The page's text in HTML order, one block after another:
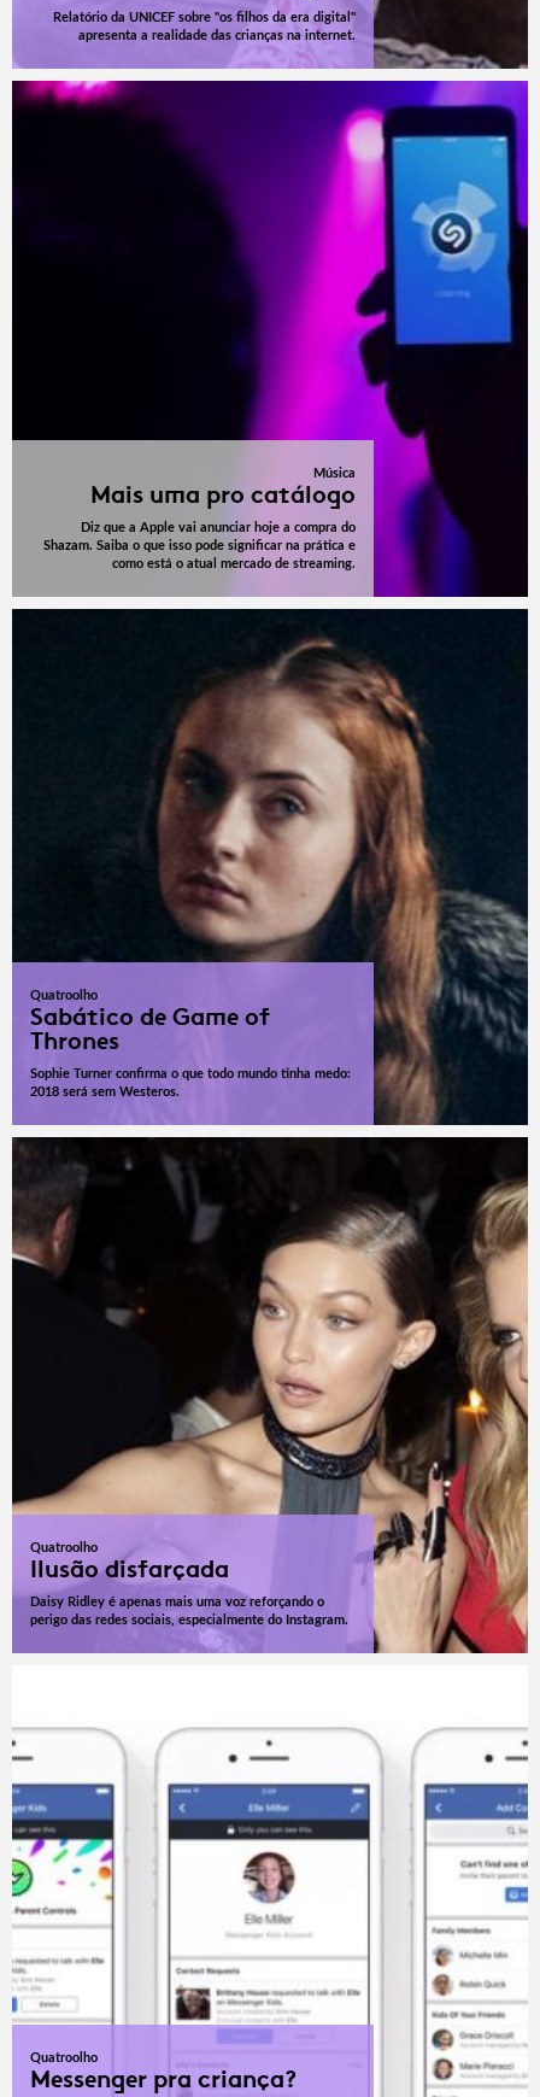
Relatório da UNICEF sobre "os filhos da era digital"
apresenta a realidade das crianças na internet.
Música
Mais uma pro catálogo
Diz que a Apple vai anunciar hoje a compra do
Shazam. Saiba o que isso pode significar na prática e
como está o atual mercado de streaming.
Quatroolho
Sabático de Game of
Thrones
Sophie Turner confirma o que todo mundo tinha medo:
2018 será sem Westeros.
Quatroolho
Ilusão disfarçada
Daisy Ridley é apenas mais uma voz reforçando o
perigo das redes sociais, especialmente do Instagram.
Quatroolho
Messenger pra criança?